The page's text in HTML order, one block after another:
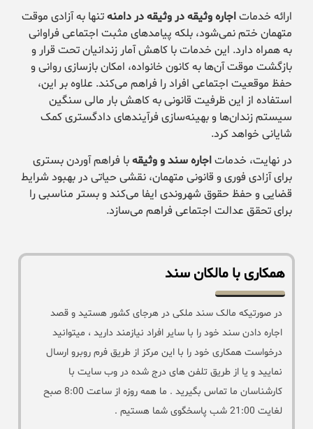
ارائه خدماتاجاره وثیقه در وثیقه در دامنهتنها به آزادی موقت
متهمان ختم نمی‌شود، بلکه پیامدهای مثبت اجتماعی فراوانی
به همراه دارد. این خدمات با کاهش آمار زندانیان تحت قرار و
بازگشت موقت آن‌ها به کانون خانواده، امکان بازسازی روانی و
حفظ موقعیت اجتماعی افراد را فراهم می‌کند. علاوه بر این،
استفاده از این ظرفیت قانونی به کاهش بار مالی سنگین
سیستم زندان‌ها و بهینه‌سازی فرآیندهای دادگستری کمک
شایانی خواهد کرد.
در نهایت، خدماتاجاره سند و وثیقهبا فراهم آوردن بستری
برای آزادی فوری و قانونی متهمان، نقشی حیاتی در بهبود شرایط
قضایی و حفظ حقوق شهروندی ایفا می‌کند و بستر مناسبی را
برای تحقق عدالت اجتماعی فراهم می‌سازد.
همکاری با مالکان سند
در صورتیکه مالک سند ملکی در هرجای کشور هستید و قصد
اجاره دادن سند خود را با سایر افراد نیازمند دارید ، میتوانید
درخواست همکاری خود را با این مرکز از طریق فرم روبرو ارسال
نمایید و یا از طریق تلفن های درج شده در وب سایت با
کارشناسان ما تماس بگیرید . ما همه روزه از ساعت 8:00 صبح
لغایت 21:00 شب پاسخگوی شما هستیم .